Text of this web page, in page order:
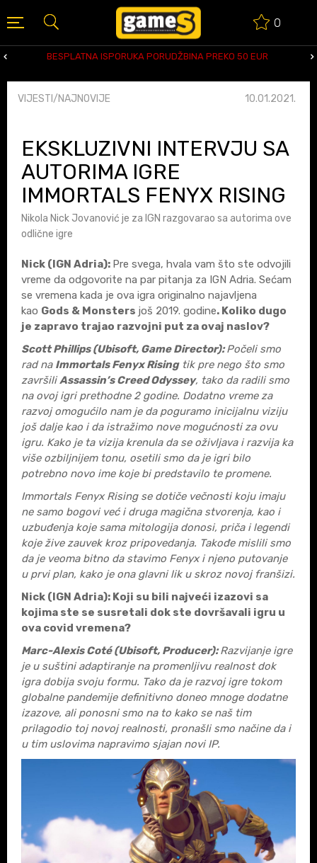
0
BESPLATNA ISPORUKA PORUDŽBINA PREKO 50 EUR
VIJESTI/NAJNOVIJE 10.01.2021.
EKSKLUZIVNI INTERVJU SA
AUTORIMA IGRE
IMMORTALS FENYX RISING
Nikola Nick Jovanović je za IGN razgovarao sa autorima ove
odlične igre
Nick (IGN Adria): Pre svega, hvala vam što ste odvojili
vreme da odgovorite na par pitanja za IGN Adria. Sećam
se vremena kada je ova igra originalno najavljena
kao Gods & Monsters još 2019. godine. Koliko dugo
je zapravo trajao razvojni put za ovaj naslov?
Scott Phillips (Ubisoft, Game Director):Počeli smo
rad na Immortals Fenyx Risingtik pre nego što smo
završiliAssassin’s Creed Odyssey, tako da radili smo
na ovoj igri prethodne 2 godine. Dodatno vreme za
razvoj omogućilo nam je da poguramo inicijalnu viziju
još dalje kao i da istražimo nove mogućnosti za ovu
igru. Kako je ta vizija krenula da se oživljava i razvija ka
više ozbiljnijem tonu, osetili smo da je igri bilo
potrebno novo ime koje bi predstavilo te promene.
Immortals Fenyx Risingse dotiče večnosti koju imaju
ne samo bogovi već i druga magična stvorenja, kao i
uzbuđenja koje sama mitologija donosi, priča i legendi
koje žive zauvek kroz pripovedanja. Takođe mislili smo
da je veoma bitno da stavimo Fenyx i njeno putovanje
u prvi plan, kako je ona glavni lik u skroz novoj franšizi.
Nick (IGN Adria): Koji su bili najveći izazovi sa
kojima ste se susretali dok ste dovršavali igru u
ova covid vremena?
Marc-Alexis Coté (Ubisoft, Producer):Razvijanje igre
je u suštini adaptiranje na promenljivu realnost dok
igra dobija svoju formu. Tako da je razvoj igre tokom
globalne pandemije definitivno doneo mnoge dodatne
izazove, ali ponosni smo na to kako se naš tim
prilagodio toj novoj realnosti, pronašli smo načine da i
u tim uslovima napravimo sjajan novi IP.